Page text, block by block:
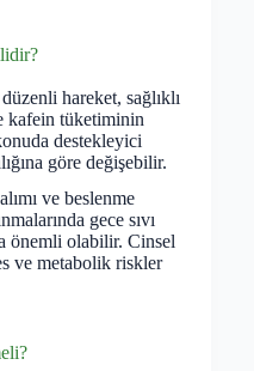
hareket, sağlıklı
kafein tüketiminin
destekleyici
göre değişebilir.
ve beslenme
gece sıvı
önemli olabilir. Cinsel
ve metabolik riskler